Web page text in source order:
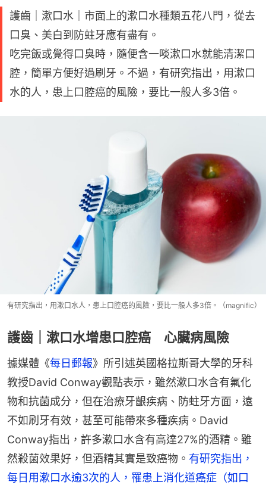
護齒｜漱口水｜市面上的漱口水種類五花八門，從去
口臭、美白到防蛀牙應有盡有。
吃完飯或覺得口臭時，隨便含一啖漱口水就能清潔口
腔，簡單方便好過刷牙。不過，有研究指出，用漱口
水的人，患上口腔癌的風險，要比一般人多3倍。
有研究指出，用漱口水人，患上口腔癌的風險，要比一般人多3倍。（magnific）
護齒｜漱口水增患口腔癌 心臟病風險
據媒體《每日郵報》所引述英國格拉斯哥大學的牙科
教授David Conway觀點表示，雖然漱口水含有氟化
物和抗菌成分，但在治療牙齦疾病、防蛀牙方面，遠
不如刷牙有效，甚至可能帶來多種疾病。David
Conway指出，許多漱口水含有高達27%的酒精。雖
然殺菌效果好，但酒精其實是致癌物。 有研究指出，
每日用漱口水逾3次的人，罹患上消化道癌症（如口